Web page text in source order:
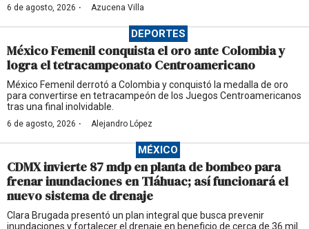
6 de agosto, 2026 · Azucena Villa
DEPORTES
México Femenil conquista el oro ante Colombia y
logra el tetracampeonato Centroamericano
México Femenil derrotó a Colombia y conquistó la medalla de oro
para convertirse en tetracampeón de los Juegos Centroamericanos
tras una final inolvidable.
6 de agosto, 2026 · Alejandro López
MÉXICO
CDMX invierte 87 mdp en planta de bombeo para
frenar inundaciones en Tláhuac; así funcionará el
nuevo sistema de drenaje
Clara Brugada presentó un plan integral que busca prevenir
inundaciones y fortalecer el drenaje en beneficio de cerca de 36 mil